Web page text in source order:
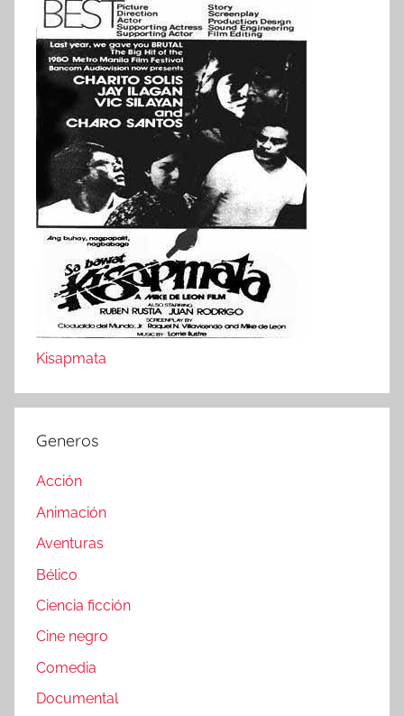
Kisapmata
Generos
Acción
Animación
Aventuras
Bélico
Ciencia ficción
Cine negro
Comedia
Documental